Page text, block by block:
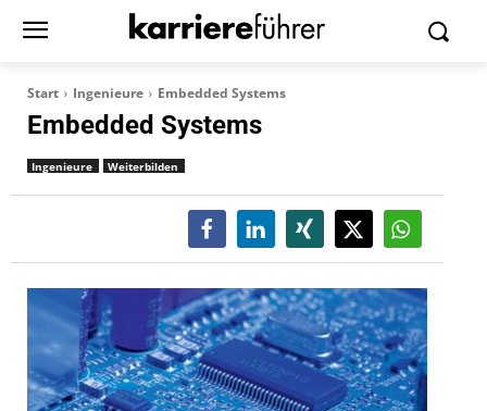
Start Ingenieure Embedded Systems
Embedded Systems
Ingenieure Weiterbilden